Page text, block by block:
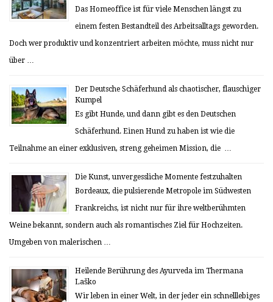
Das Homeoffice ist für viele Menschen längst zu
einem festen Bestandteil des Arbeitsalltags geworden.
Doch wer produktiv und konzentriert arbeiten möchte, muss nicht nur
über …
Der Deutsche Schäferhund als chaotischer, flauschiger
Kumpel
Es gibt Hunde, und dann gibt es den Deutschen
Schäferhund. Einen Hund zu haben ist wie die
Teilnahme an einer exklusiven, streng geheimen Mission, die …
Die Kunst, unvergessliche Momente festzuhalten
Bordeaux, die pulsierende Metropole im Südwesten
Frankreichs, ist nicht nur für ihre weltberühmten
Weine bekannt, sondern auch als romantisches Ziel für Hochzeiten.
Umgeben von malerischen …
Heilende Berührung des Ayurveda im Thermana
Laško
Wir leben in einer Welt, in der jeder ein schnelllebiges